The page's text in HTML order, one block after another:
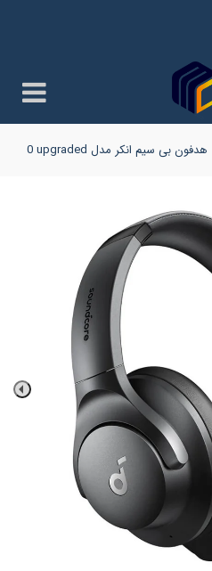
هدفون بی سیم انکر مدل A3025 Q20 upgraded ( امکان ارسال با پیک کالای با گارانتی همان روز برای تهران و کرج )